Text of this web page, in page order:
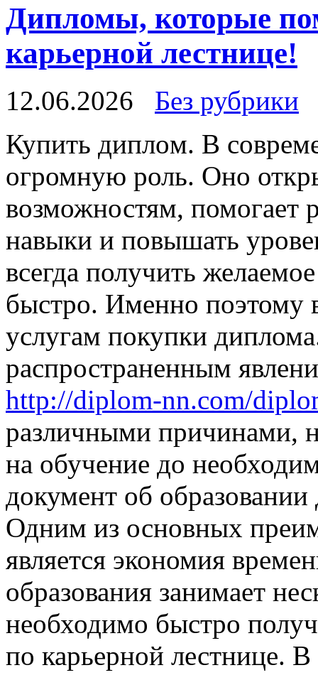
Дипломы, которые
карьерной лестнице!
12.06.2026
Без рубрики
Купить диплoм. В
огромную роль. Оно
возможностям, помогает
навыки и повышать
всегда получить
быстро. Именно поэтому
услугам покупки
распространенным
http://diplom-nn.com/
различными причинами,
на обучение до
документ об образовании
Одним из основных
является экономия
образования занимает
необходимо быстро
по карьерной лестнице.